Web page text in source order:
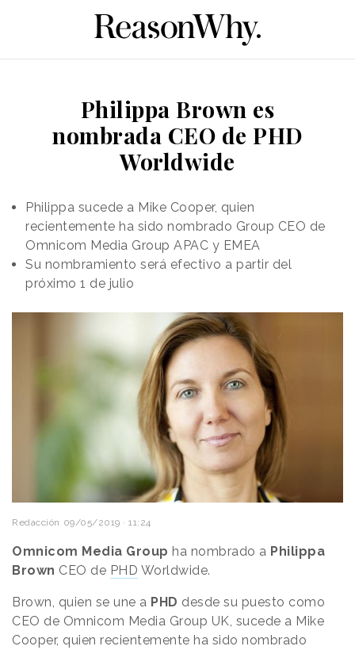
Philippa Brown es
nombrada CEO de PHD
Worldwide
Philippa sucede a Mike Cooper, quien
recientemente ha sido nombrado Group CEO de
Omnicom Media Group APAC y EMEA
Su nombramiento será efectivo a partir del
próximo 1 de julio
Redacción 09/05/2019 · 11:24
Omnicom Media Group ha nombrado a Philippa
Brown CEO de PHD Worldwide.
Brown, quien se une a PHD desde su puesto como
CEO de Omnicom Media Group UK, sucede a Mike
Cooper, quien recientemente ha sido nombrado